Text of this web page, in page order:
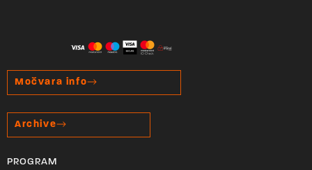
Močvara info
Archive
PROGRAM